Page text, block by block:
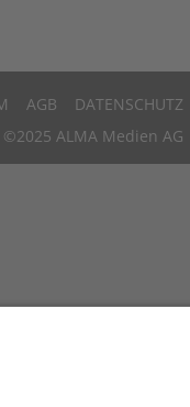
AGB
DATENSCHUTZ
©2025 ALMA Medien AG